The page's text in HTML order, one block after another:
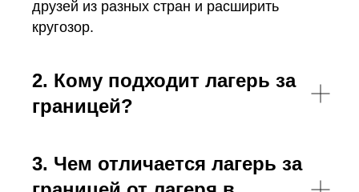
друзей из разных стран и расширить
кругозор.
2. Кому подходит лагерь за
границей?
3. Чем отличается лагерь за